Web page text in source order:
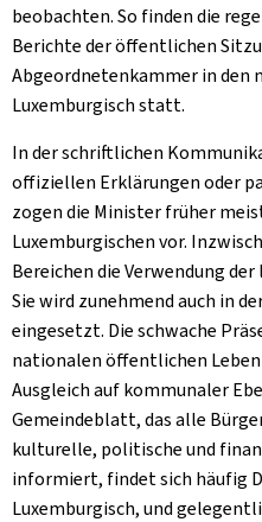
beobachten. So finden die
Berichte der öffentlichen
Abgeordnetenkammer in den
Luxemburgisch statt.
In der schriftlichen
offiziellen Erklärungen oder
zogen die Minister früher
Luxemburgischen vor.
Bereichen die Verwendung
Sie wird zunehmend auch in
eingesetzt. Die schwache
nationalen öffentlichen
Ausgleich auf kommunaler
Gemeindeblatt, das alle
kulturelle, politische und
informiert, findet sich häufig
Luxemburgisch, und